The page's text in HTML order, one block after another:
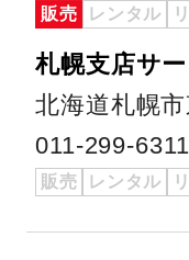
販売 レンタル
札幌支店サ
北海道札幌
011-299-6311
販売 レンタル